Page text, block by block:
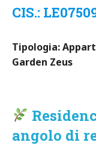
CIS.:
Tipologia:
Garden Zeus
angolo di